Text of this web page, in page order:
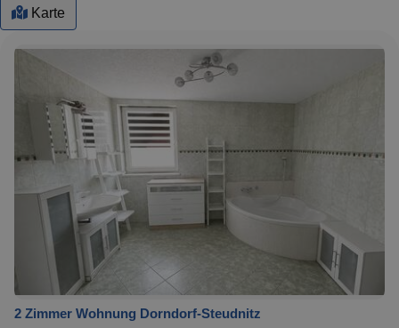
Karte
2 Zimmer Wohnung Dorndorf-Steudnitz